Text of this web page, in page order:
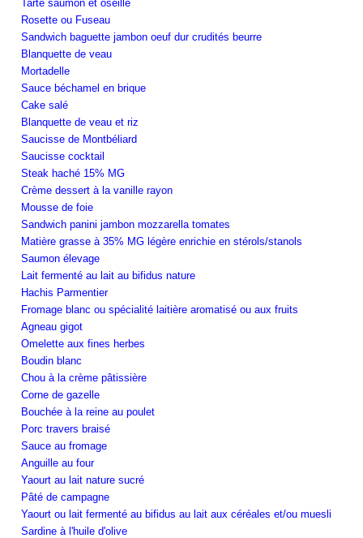
Tarte saumon et oseille
Rosette ou Fuseau
Sandwich baguette jambon oeuf dur crudités beurre
Blanquette de veau
Mortadelle
Sauce béchamel en brique
Cake salé
Blanquette de veau et riz
Saucisse de Montbéliard
Saucisse cocktail
Steak haché 15% MG
Crème dessert à la vanille rayon
Mousse de foie
Sandwich panini jambon mozzarella tomates
Matière grasse à 35% MG légère enrichie en stérols/stanols
Saumon élevage
Lait fermenté au lait au bifidus nature
Hachis Parmentier
Fromage blanc ou spécialité laitière aromatisé ou aux fruits
Agneau gigot
Omelette aux fines herbes
Boudin blanc
Chou à la crème pâtissière
Corne de gazelle
Bouchée à la reine au poulet
Porc travers braisé
Sauce au fromage
Anguille au four
Yaourt au lait nature sucré
Pâté de campagne
Yaourt ou lait fermenté au bifidus au lait aux céréales et/ou muesli
Sardine à l'huile d'olive